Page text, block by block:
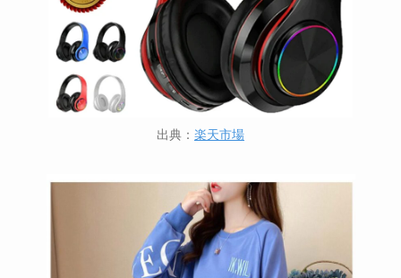
出典： 楽天市場